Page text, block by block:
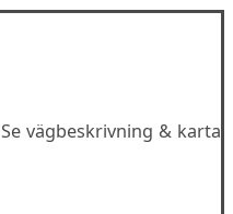
Se vägbeskrivning & karta